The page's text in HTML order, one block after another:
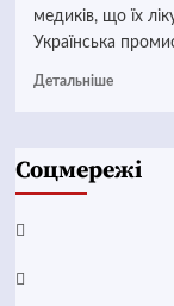
медиків, що їх
Українська
Детальніше
Соцмережі
Facebook
YouTube